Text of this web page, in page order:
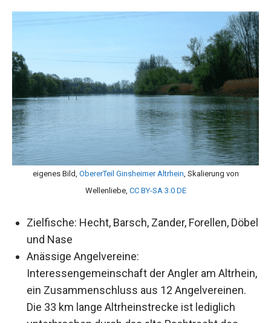
eigenes Bild, ObererTeil Ginsheimer Altrhein , Skalierung von
Wellenliebe, CC BY-SA 3.0 DE
Zielfische: Hecht, Barsch, Zander, Forellen, Döbel
und Nase
Anässige Angelvereine:
Interessengemeinschaft der Angler am Altrhein,
ein Zusammenschluss aus 12 Angelvereinen.
Die 33 km lange Altrheinstrecke ist lediglich